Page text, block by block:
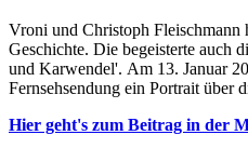
Vroni und Christoph Fleischmann
Geschichte. Die begeisterte auch
und Karwendel'. Am 13. Januar
Fernsehsendung ein Portrait über
Hier geht's zum Beitrag in der